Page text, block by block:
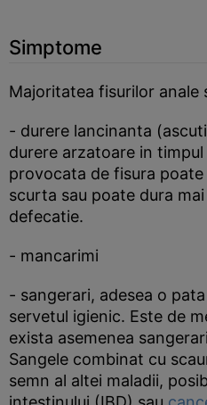
Simptome
Majoritatea fisurilor anale
- durere lancinanta
durere arzatoare in timpul
provocata de fisura
scurta sau poate dura
defecatie.
- mancarimi
- sangerari, adesea o
servetul igienic. Este de
exista asemenea
Sangele combinat cu
semn al altei maladii,